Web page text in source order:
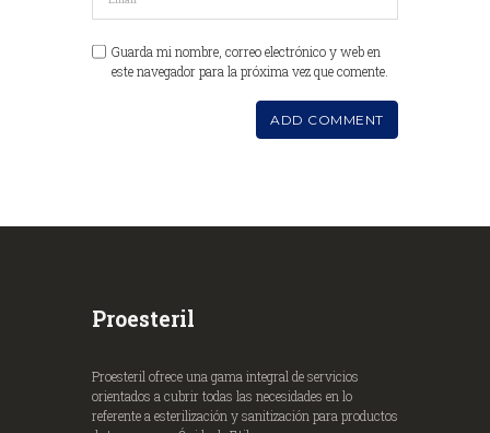
Guarda mi nombre, correo electrónico y web en
este navegador para la próxima vez que comente.
Proesteril
Proesteril ofrece una gama integral de servicios
orientados a cubrir todas las necesidades en lo
referente a esterilización y sanitización para productos